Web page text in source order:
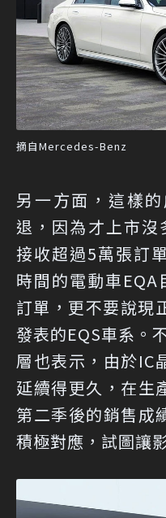
摘自Mercedes-Benz
另一方面，這樣
退，因為才上市
接收超過5萬張訂
時間的電動車
訂單，更不要說現
發表的EQS車系。
層也表示，由於IC
延續得更久，在生
第二季後的銷售成
積極對應，試圖讓